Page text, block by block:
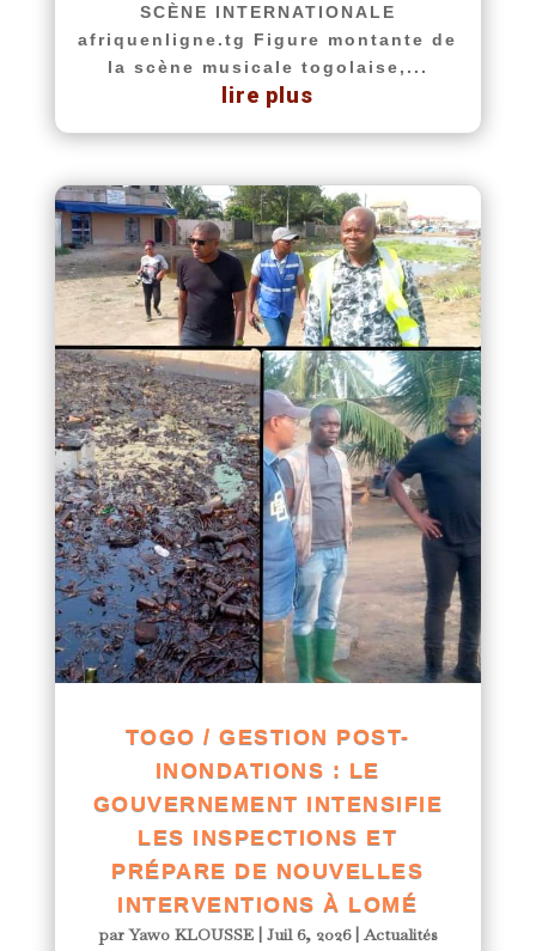
SCÈNE INTERNATIONALE
afriquenligne.tg Figure montante de
la scène musicale togolaise,...
lire plus
TOGO / GESTION POST-
INONDATIONS : LE
GOUVERNEMENT INTENSIFIE
LES INSPECTIONS ET
PRÉPARE DE NOUVELLES
INTERVENTIONS À LOMÉ
parYawo KLOUSSE| Juil 6, 2026|Actualités